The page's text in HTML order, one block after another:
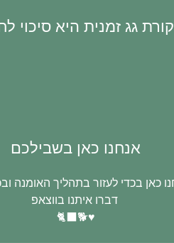
קורת גג זמנית היא סיכוי
אנחנו כאן בשבילכם
דברו איתנו בווצאפ
🐈‍⬛🐕♥️